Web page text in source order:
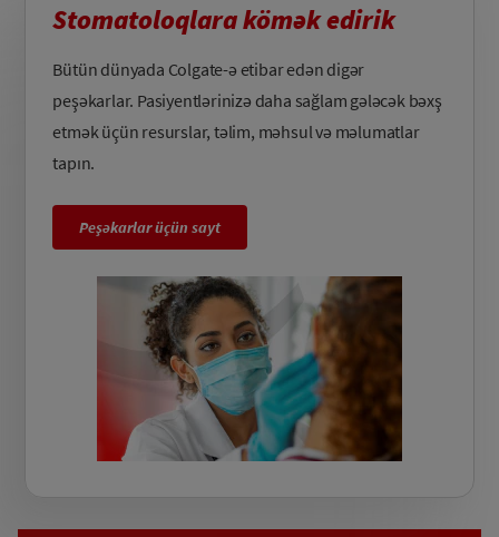
Stomatoloqlara kömək edirik
Bütün dünyada Colgate-ə etibar edən digər
peşəkarlar. Pasiyentlərinizə daha sağlam gələcək bəxş
etmək üçün resurslar, təlim, məhsul və məlumatlar
tapın.
Peşəkarlar üçün sayt